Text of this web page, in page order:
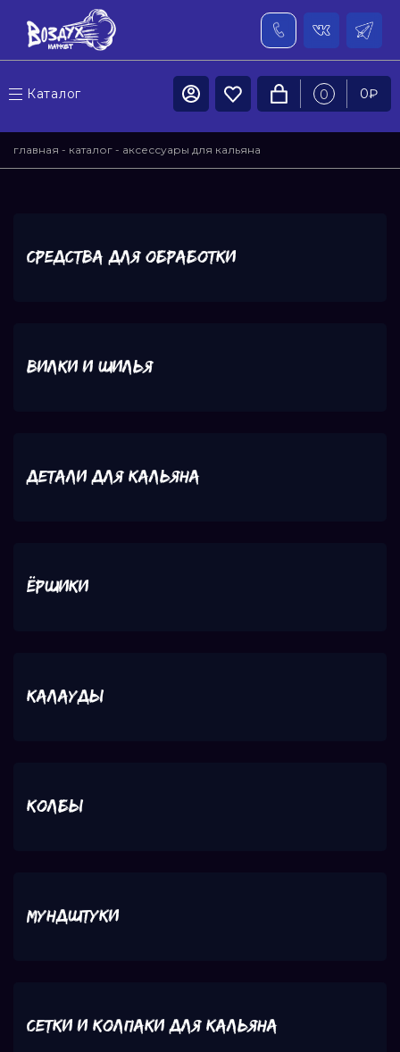
Каталог 0 0₽
главная - каталог - аксессуары для кальяна
Средства для обработки
Вилки и шилья
Детали для кальяна
Ёршики
Калауды
Колбы
Мундштуки
Сетки и колпаки для кальяна